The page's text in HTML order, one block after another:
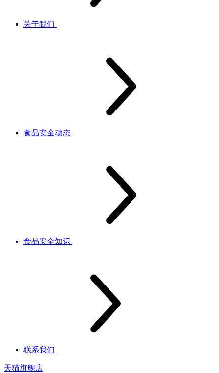
关于我们
食品安全动态
食品安全知识
联系我们
天猫旗舰店